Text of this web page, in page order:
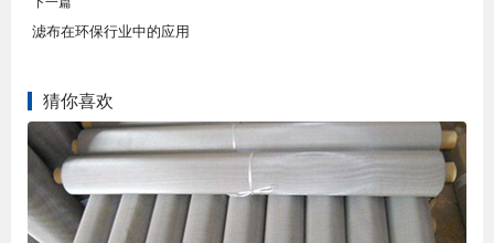
滤布在环保行业中的应用
猜你喜欢